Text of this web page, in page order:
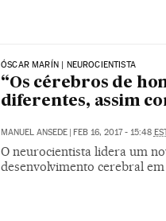
ÓSCAR MARÍN | NEUROCIENTISTA
“Os cérebros de
diferentes, assim
MANUEL ANSEDE | FEB 16, 2017 - 15:48
O neurocientista lidera um
desenvolvimento cerebral